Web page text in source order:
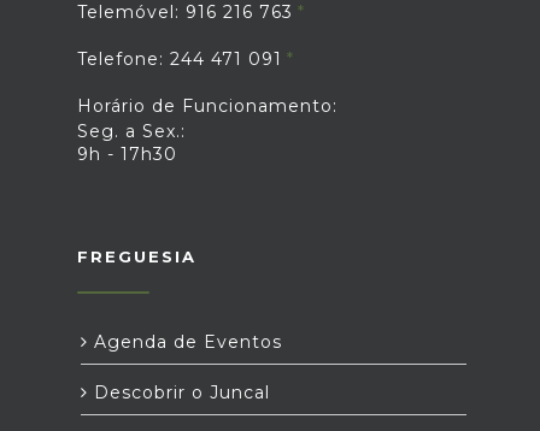
Telemóvel: 916 216 763
Telefone: 244 471 091
Horário de Funcionamento:
Seg. a Sex.:
9h - 17h30
FREGUESIA
Agenda de Eventos
Descobrir o Juncal